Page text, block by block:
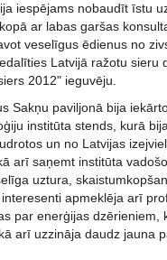
iespējams nobaudīt īstu
ar labas garšas
veselīgus ēdienus no
Latvijā ražotu sieru
2012" ieguvēju.
Sakņu paviljonā bija
institūta stends, kurā
un no Latvijas
arī saņemt institūta
uztura,
apmeklēja arī
par enerģijas dzērieniem,
arī uzzināja daudz jauna